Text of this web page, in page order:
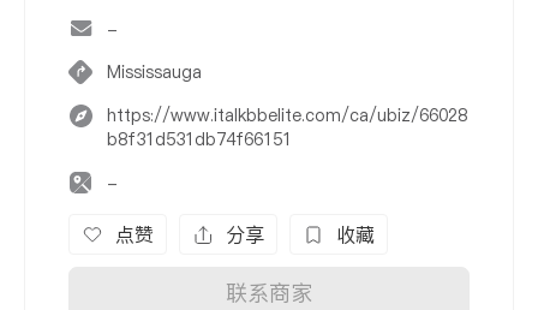
-
Mississauga
https://www.italkbbelite.com/ca/ubiz/66028
b8f31d531db74f66151
-
点赞 分享 收藏
联系商家